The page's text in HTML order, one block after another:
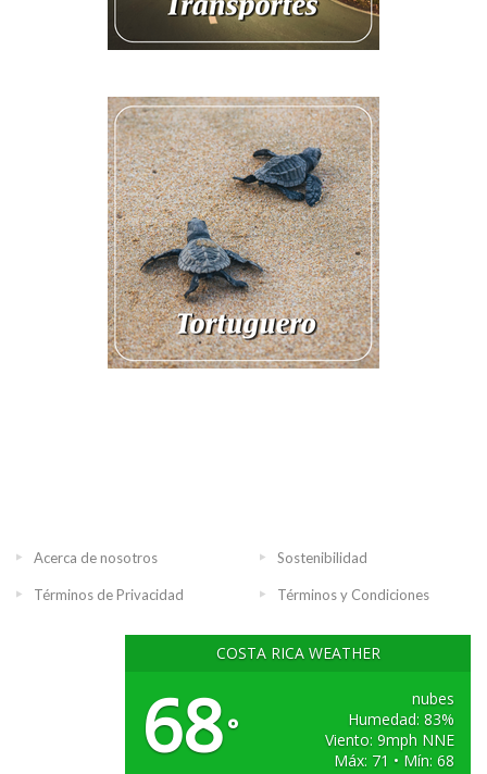
Acerca de nosotros Sostenibilidad
Términos de Privacidad Términos y Condiciones
COSTA RICA WEATHER
68°
nubes
Humedad: 83%
Viento: 9mph NNE
Máx: 71 • Mín: 68